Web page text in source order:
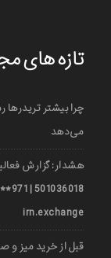
تازه های
می‌دهد
هشدار: گزارش
irn.exchange
قبل از خرید میز